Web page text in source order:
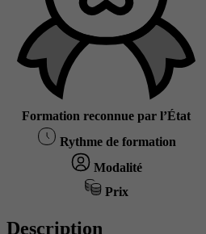
Formation reconnue par l’État
Rythme de formation
Modalité
Prix
Description